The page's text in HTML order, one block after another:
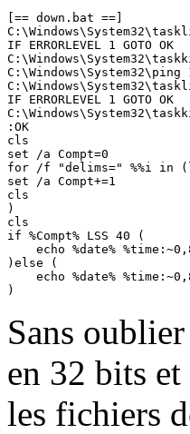
[== down.bat ==]
IF ERRORLEVEL 1 GOTO OK
IF ERRORLEVEL 1 GOTO OK
:OK
cls
set /a Compt=0
for /f "delims=" %%i in
set /a Compt+=1
cls
)
cls
if %Compt% LSS 40 (
echo %date%
)else (
echo %date%
)
Sans
en 32 bits
les fichiers